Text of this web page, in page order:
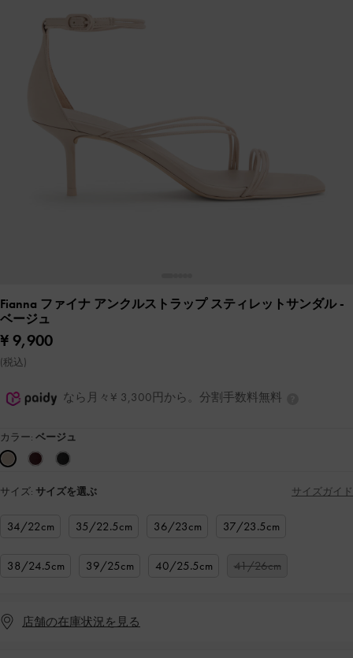
Fianna ファイナ アンクルストラップ スティレットサンダル-
ベージュ
¥ 9,900
(税込)
なら月々¥ 3,300円から。分割手数料無料
カラー: ベージュ
サイズ: サイズを選ぶ サイズガイド
34/22cm 35/22.5cm 36/23cm 37/23.5cm
38/24.5cm 39/25cm 40/25.5cm 41/26cm
店舗の在庫状況を見る